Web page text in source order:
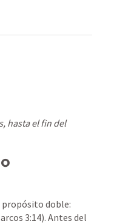
hasta el fin del
3:14). Antes del